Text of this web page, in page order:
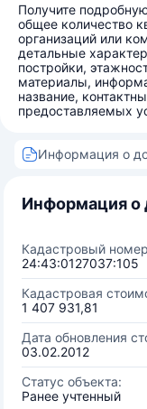
Получите
общее количество
организаций или
детальные
постройки,
материалы,
название,
предоставляемых
Информация о
Информация о
Кадастровый
24:43:0127037:105
Кадастровая
1 407 931,81
Дата обновления
03.02.2012
Статус объекта:
Ранее учтенный